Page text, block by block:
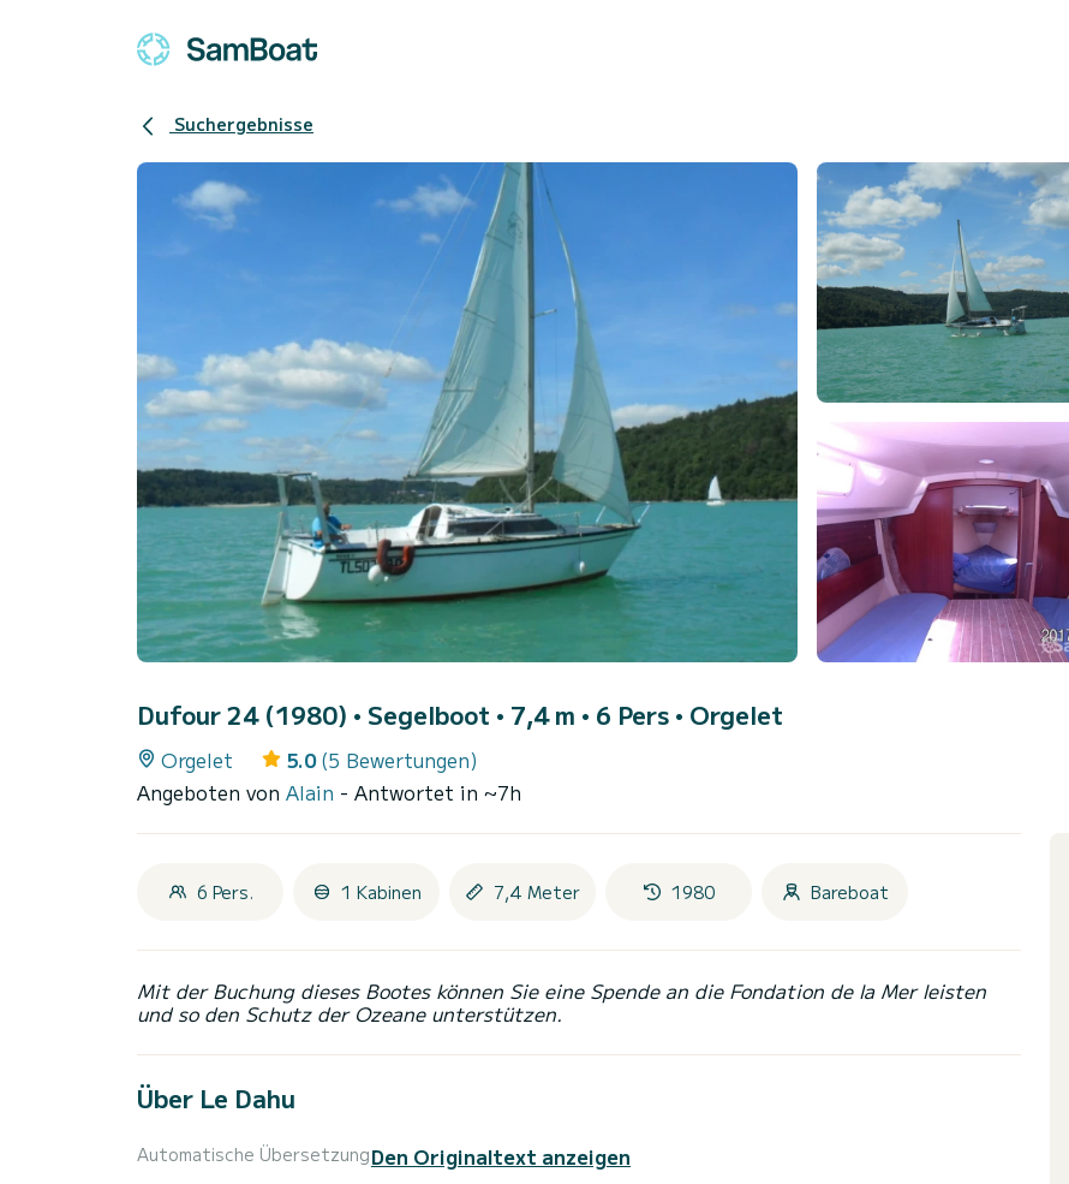
Suchergebnisse
Dufour 24 (1980) • Segelboot • 7,4 m • 6 Pers • Orgelet
Orgelet 5.0 (5 Bewertungen)
Angeboten von Alain - Antwortet in ~7h
6 Pers. 1 Kabinen 7,4 Meter 1980 Bareboat
Mit der Buchung dieses Bootes können Sie eine Spende an die Fondation de la Mer leisten
und so den Schutz der Ozeane unterstützen.
Über Le Dahu
Automatische ÜbersetzungDen Originaltext anzeigen